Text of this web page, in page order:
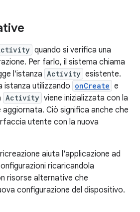
quando si verifica una
Per farlo, il sistema chiama
l'istanza Activity esistente.
istanza utilizzando onCreate e
Activity viene inizializzata con la
Ciò significa anche che
utente con la nuova
aiuta l'applicazione ad
ricaricandola
risorse alternative che
configurazione del dispositivo.